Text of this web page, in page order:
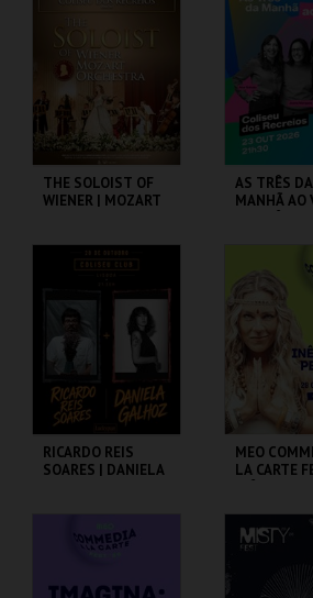
MAIS INFO
COMPRAR
MAIS
THE SOLOIST OF
WIENER | MOZART
COLISEU DE LISBOA
MAIS INFO
COMPRAR
AS TRÊS DA
MANHÃ AO
MAIS
RICARDO REIS
SOARES | DANIELA
MAIS INFO
MEO
LA CARTE
COLISEU
MAIS